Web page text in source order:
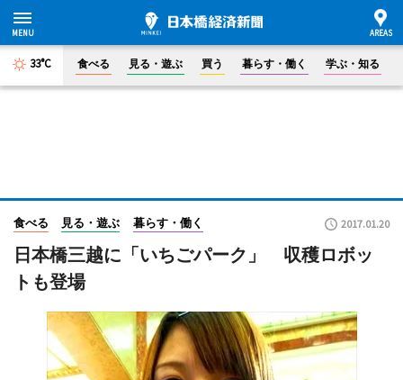
33°C 食べる 見る・遊ぶ 買う 暮らす・働く 学ぶ・知る
食べる 見る・遊ぶ 暮らす・働く 2017.01.20
日本橋三越に「いちごパーク」 収穫ロボッ
トも登場